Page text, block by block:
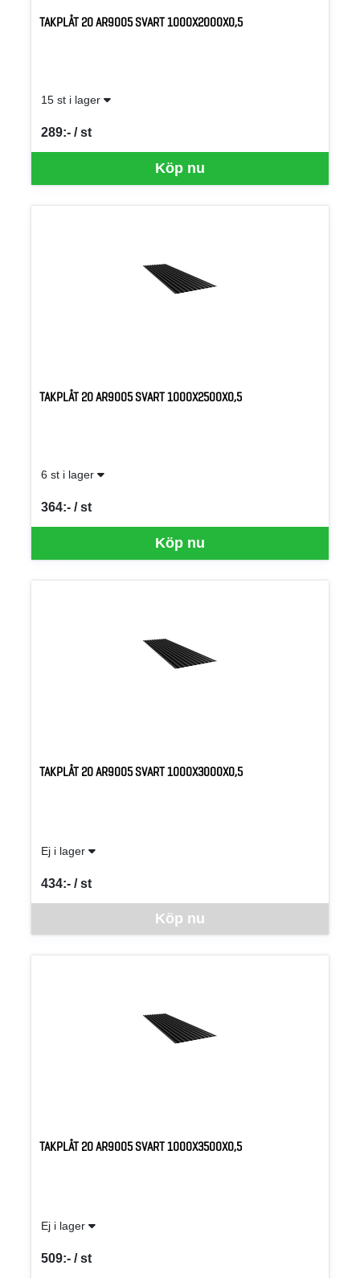
TAKPLÅT 20 AR9005 SVART 1000X2000X0,5
15 st i lager
Köp nu
289:- / st
SEK per ST
TAKPLÅT 20 AR9005 SVART 1000X2500X0,5
6 st i lager
Köp nu
364:- / st
SEK per ST
TAKPLÅT 20 AR9005 SVART 1000X3000X0,5
Ej i lager
Köp nu
434:- / st
SEK per ST
TAKPLÅT 20 AR9005 SVART 1000X3500X0,5
Ej i lager
509:- / st
SEK per ST